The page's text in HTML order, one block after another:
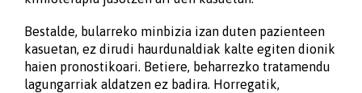
Bestalde, bularreko minbizia izan duten pazienteen
kasuetan, ez dirudi haurdunaldiak kalte egiten dionik
haien pronostikoari. Betiere, beharrezko tratamendu
lagungarriak aldatzen ez badira. Horregatik,